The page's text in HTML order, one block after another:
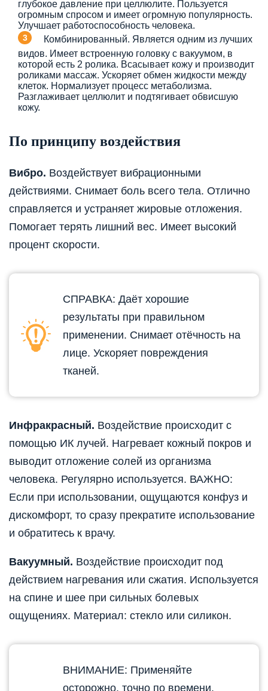
глубокое давление при целлюлите. Пользуется
огромным спросом и имеет огромную популярность.
Улучшает работоспособность человека.
Комбинированный. Является одним из лучших
видов. Имеет встроенную головку с вакуумом, в
которой есть 2 ролика. Всасывает кожу и производит
роликами массаж. Ускоряет обмен жидкости между
клеток. Нормализует процесс метаболизма.
Разглаживает целлюлит и подтягивает обвисшую
кожу.
По принципу воздействия
Вибро. Воздействует вибрационными
действиями. Снимает боль всего тела. Отлично
справляется и устраняет жировые отложения.
Помогает терять лишний вес. Имеет высокий
процент скорости.
СПРАВКА: Даёт хорошие
результаты при правильном
применении. Снимает отёчность на
лице. Ускоряет повреждения
тканей.
Инфракрасный. Воздействие происходит с
помощью ИК лучей. Нагревает кожный покров и
выводит отложение солей из организма
человека. Регулярно используется. ВАЖНО:
Если при использовании, ощущаются конфуз и
дискомфорт, то сразу прекратите использование
и обратитесь к врачу.
Вакуумный. Воздействие происходит под
действием нагревания или сжатия. Используется
на спине и шее при сильных болевых
ощущениях. Материал: стекло или силикон.
ВНИМАНИЕ: Применяйте
осторожно, точно по времени.